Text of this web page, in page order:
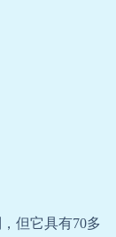
但它具有70多